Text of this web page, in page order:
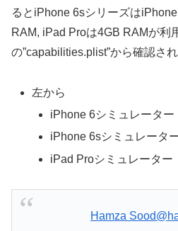
るとiPhone 6sシリーズは
RAM, iPad Proは4GB RAMが利
の”capabilities.plist”から確認さ
左から
iPhone 6シミュレーター
iPhone 6sシミュレータ
iPad Proシミュレーター
Hamza Sood